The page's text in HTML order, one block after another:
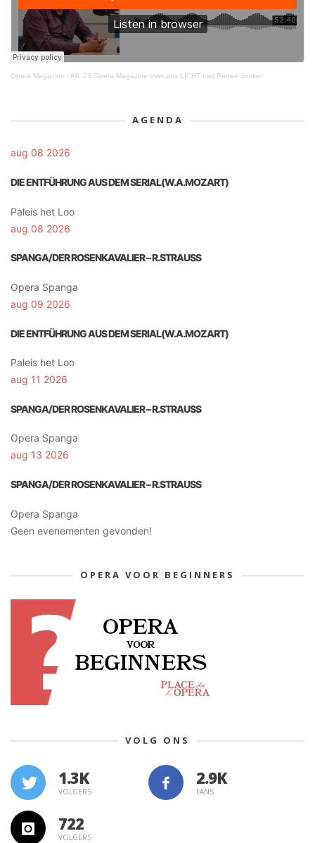
Opera Magazine · Afl. 23 Opera Magazine over aus LICHT met Renee Jonker
AGENDA
aug 08 2026
DIE ENTFÜHRUNG AUS DEM SERIAL(W.A.MOZART)
Paleis het Loo
aug 08 2026
SPANGA/DER ROSENKAVALIER – R.STRAUSS
Opera Spanga
aug 09 2026
DIE ENTFÜHRUNG AUS DEM SERIAL(W.A.MOZART)
Paleis het Loo
aug 11 2026
SPANGA/DER ROSENKAVALIER – R.STRAUSS
Opera Spanga
aug 13 2026
SPANGA/DER ROSENKAVALIER – R.STRAUSS
Opera Spanga
Geen evenementen gevonden!
OPERA VOOR BEGINNERS
VOLG ONS
1.3K
VOLGERS FANS
722
VOLGERS